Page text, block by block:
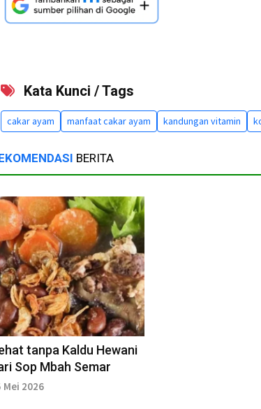
Kata Kunci / Tags
cakar ayam manfaat cakar ayam kandungan vitamin
BERITA
tanpa Kaldu Hewani
Sop Mbah Semar
Mei 2026